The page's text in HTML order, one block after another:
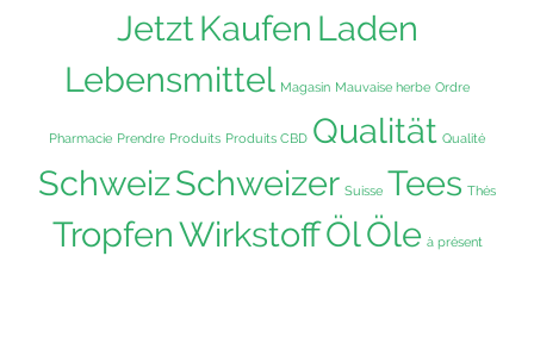
JetztKaufen Laden
Lebensmittel Magasin Mauvaise herbe Ordre
Pharmacie Prendre Produits Produits CBD Qualität Qualité
SchweizSchweizer Suisse Tees Thés
TropfenWirkstoffÖlÖle à présent